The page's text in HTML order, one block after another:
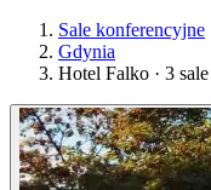
Sale konferencyjne
Gdynia
Hotel Falko · 3